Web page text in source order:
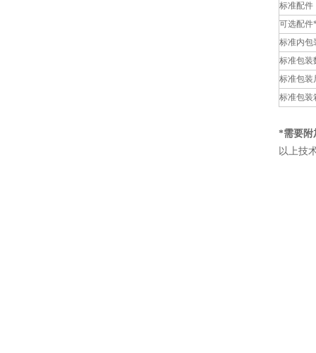
标准配件
可选配件
标准内包
标准包装
标准包装
标准包装
*需要附
以上技